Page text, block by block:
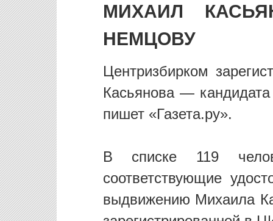
МИХАИЛ
НЕМЦОВУ
Центризбирком
Касьянова —
пишет «Газета.ру».
В списке 119
соответствующие
выдвижению Михаила